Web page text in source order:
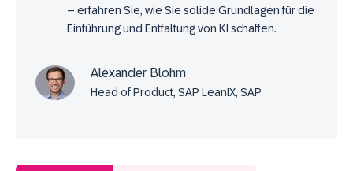
– erfahren Sie, wie Sie solide Grundlagen für die
Einführung und Entfaltung von KI schaffen.
Alexander Blohm
Head of Product, SAP LeanIX, SAP